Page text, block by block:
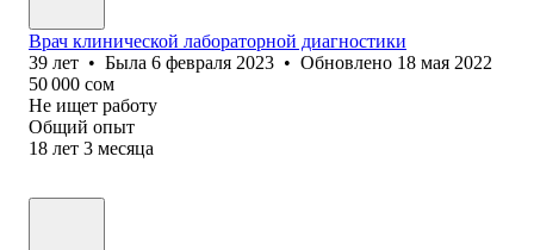
Врач клинической лабораторной диагностики
39 лет • Была 6 февраля 2023 • Обновлено 18 мая 2022
50 000 сом
Не ищет работу
Общий опыт
18 лет 3 месяца